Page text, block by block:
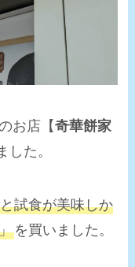
お店【奇華餅家
した。
試食が美味しか
を買いました。